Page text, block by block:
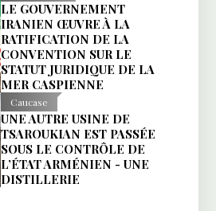
LE GOUVERNEMENT
IRANIEN ŒUVRE À LA
RATIFICATION DE LA
CONVENTION SUR LE
STATUT JURIDIQUE DE LA
MER CASPIENNE
Caucase
UNE AUTRE USINE DE
TSAROUKIAN EST PASSÉE
SOUS LE CONTRÔLE DE
L’ÉTAT ARMÉNIEN - UNE
DISTILLERIE